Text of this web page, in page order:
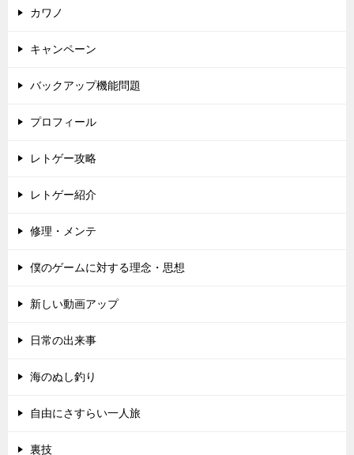
カワノ
キャンペーン
バックアップ機能問題
プロフィール
レトゲー攻略
レトゲー紹介
修理・メンテ
僕のゲームに対する理念・思想
新しい動画アップ
日常の出来事
海のぬし釣り
自由にさすらい一人旅
裏技